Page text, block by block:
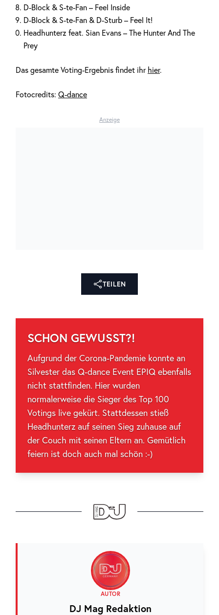
D-Block & S-te-Fan – Feel Inside
D-Block & S-te-Fan & D-Sturb – Feel It!
Headhunterz feat. Sian Evans – The Hunter And The
Prey
Das gesamte Voting-Ergebnis findet ihr hier.
Fotocredits: Q-dance
Anzeige
TEILEN
SCHON GEWUSST?!
Aufgrund der Corona-Pandemie konnte an
Silvester das Q-dance Event EPIQ ebenfalls
nicht stattfinden. Hier wurden
normalerweise die Sieger des Top 100
Votings live gekürt. Stattdessen stieß
Headhunterz auf seinen Sieg zuhause auf
der Couch mit seinen Eltern an. Gemütlich
feiern ist doch auch mal schön :-)
AUTOR
DJ Mag Redaktion